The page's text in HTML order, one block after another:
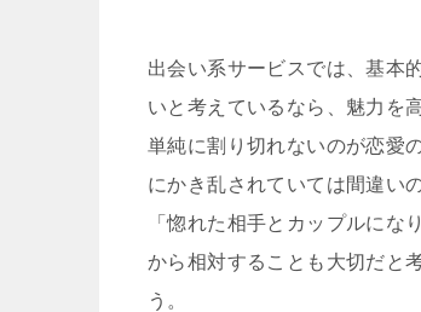
出会い系サービスでは、基本
いと考えているなら、魅力を
単純に割り切れないのが恋愛
にかき乱されていては間違い
「惚れた相手とカップルに
から相対することも大切だと
う。